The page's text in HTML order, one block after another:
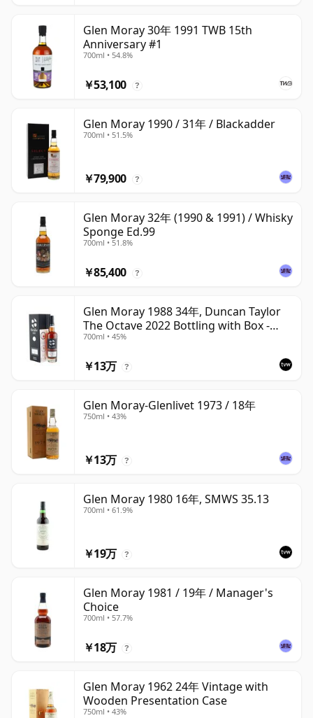
Glen Moray 30年 1991 TWB 15th
Anniversary #1
700ml • 54.8%
￥53,100 ?
Glen Moray 1990 / 31年 / Blackadder
700ml • 51.5%
￥79,900 ?
Glen Moray 32年 (1990 & 1991) / Whisky
Sponge Ed.99
700ml • 51.8%
￥85,400 ?
Glen Moray 1988 34年, Duncan Taylor
The Octave 2022 Bottling with Box -
Cask 7037449
700ml • 45%
￥13万 ?
Glen Moray-Glenlivet 1973 / 18年
750ml • 43%
￥13万 ?
Glen Moray 1980 16年, SMWS 35.13
700ml • 61.9%
￥19万 ?
Glen Moray 1981 / 19年 / Manager's
Choice
700ml • 57.7%
￥18万 ?
Glen Moray 1962 24年 Vintage with
Wooden Presentation Case
750ml • 43%